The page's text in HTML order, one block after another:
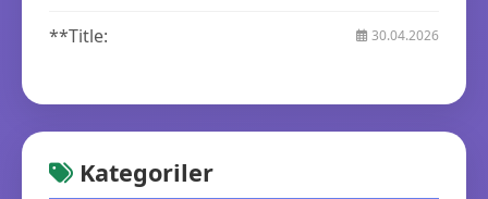
**Title: 30.04.2026
Kategoriler